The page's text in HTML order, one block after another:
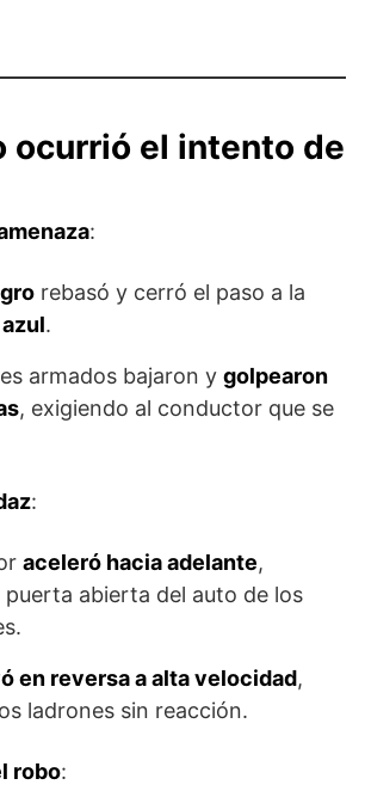
ocurrió el intento de
:
rebasó y cerró el paso a la
.
armados bajaron y golpearon
, exigiendo al conductor que se
:
aceleró hacia adelante,
puerta abierta del auto de los
en reversa a alta velocidad,
ladrones sin reacción.
robo: